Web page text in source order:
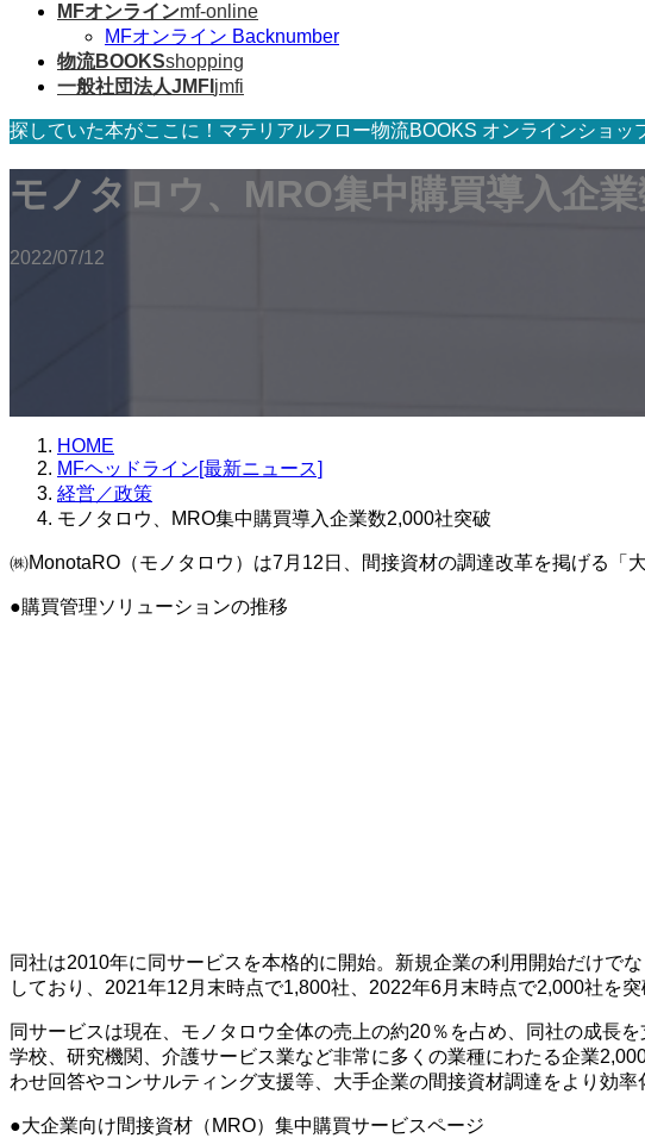
MFオンラインmf-online
MFオンライン Backnumber
物流BOOKSshopping
一般社団法人JMFI jmfi
探していた本がここに！マテリアルフロー物流BOOKS オンラインショッ
モノタロウ、MRO集中購買導入企
2022/07/12
HOME
MFヘッドライン[最新ニュース]
経営／政策
モノタロウ、MRO集中購買導入企業数2,000社突破
㈱MonotaRO（モノタロウ）は7月12日、間接資材の調達改革を掲げる「
●購買管理ソリューションの推移
同社は2010年に同サービスを本格的に開始。新規企業の利⽤開始だけで
しており、2021年12⽉末時点で1,800社、2022年6⽉末時点で2,000社を突
同サービスは現在、モノタロウ全体の売上の約20％を占め、同社の成⻑
学校、研究機関、介護サービス業など⾮常に多くの業種にわたる企業
わせ回答やコンサルティング⽀援等、⼤⼿企業の間接資材調達をより効
●⼤企業向け間接資材（MRO）集中購買サービスページ